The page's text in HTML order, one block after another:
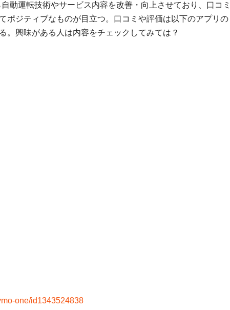
動運転技術やサービス内容を改善・向上させており、口コミ
ポジティブなものが目立つ。口コミや評価は以下のアプリの
。興味がある人は内容をチェックしてみては？
one/id1343524838